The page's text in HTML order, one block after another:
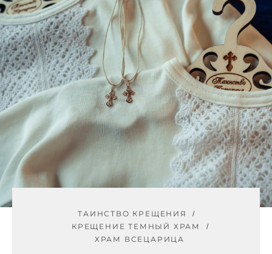
ТАИНСТВО КРЕЩЕНИЯ
КРЕЩЕНИЕ ТЕМНЫЙ ХРАМ
ХРАМ ВСЕЦАРИЦА